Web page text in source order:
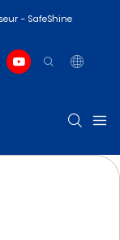
- SafeShine